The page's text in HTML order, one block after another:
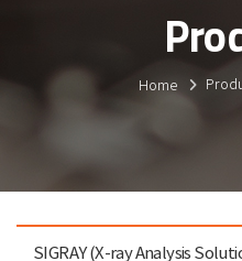
Home
SIGRAY (X-ray Analysis